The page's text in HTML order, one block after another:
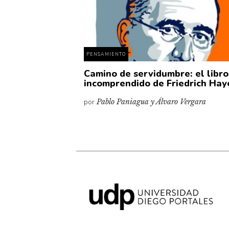
PENSAMIENTO
Camino de servidumbre: el libro
incomprendido de Friedrich
porPablo Paniagua y Álvaro Vergara